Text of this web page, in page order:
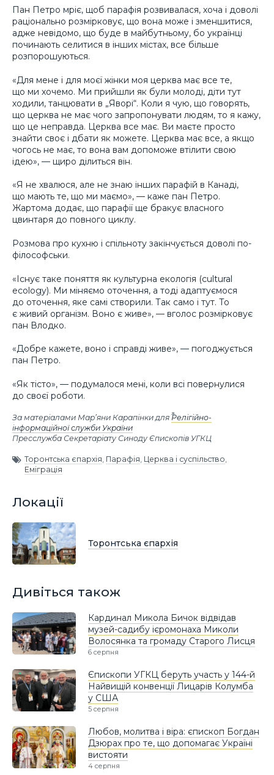
Пан Петро мріє, щоб парафія розвивалася, хоча і доволі
раціонально розмірковує, що вона може і зменшитися,
адже невідомо, що буде в майбутньому, бо українці
починають селитися в інших містах, все більше
розпорошуються.
«Для мене і для моєї жінки моя церква має все те,
що ми хочемо. Ми прийшли як були молоді, діти тут
ходили, танцювати в „Яворі“. Коли я чую, що говорять,
що церква не має чого запропонувати людям, то я кажу,
що це неправда. Церква все має. Ви маєте просто
знайти своє і дбати як можете. Церква має все, а якщо
чогось не має, то вона вам допоможе втілити свою
ідею», — щиро ділиться він.
«Я не хвалюся, але не знаю інших парафій в Канаді,
що мають те, що ми маємо», — каже пан Петро.
Жартома додає, що парафії ще бракує власного
цвинтаря до повного циклу.
Розмова про кухню і спільноту закінчується доволі по-
філософськи.
«Існує таке поняття як культурна екологія (cultural
ecology). Ми міняємо оточення, а тоді адаптуємося
до оточення, яке самі створили. Так само і тут. То
є живий організм. Воно є живе», — вголос розмірковує
пан Влодко.
«Добре кажете, воно і справді живе», — погоджується
пан Петро.
«Як тісто», — подумалося мені, коли всі повернулися
до своєї роботи.
За матеріалами Мар’яни Карапінки дляРелігійно-
інформаційної служби України
Пресслужба Секретаріату Синоду Єпископів УГКЦ
Торонтська єпархія, Парафія, Церква і суспільство,
Еміграція
Локації
Торонтська єпархія
Дивіться також
Кардинал Микола Бичок відвідав
музей-садибу ієромонаха Миколи
Волосянка та громаду Старого Лисця
6 серпня
Єпископи УГКЦ беруть участь у 144-й
Найвищій конвенції Лицарів Колумба
у США
5 серпня
Любов, молитва і віра: єпископ Богдан
Дзюрах про те, що допомагає Україні
вистояти
4 серпня